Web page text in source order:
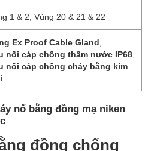
1 & 2, Vùng 20 & 21 & 22
Ex Proof Cable Gland
nối cáp chống thấm nước IP68
nối cáp chống cháy bằng kim
nổ bằng đồng mạ niken
đồng chống